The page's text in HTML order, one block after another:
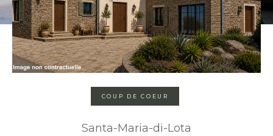
COUP DE COEUR
Santa-Maria-di-Lota